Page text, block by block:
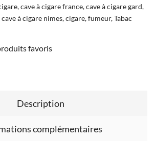
,cave à cigare france,cave à cigare gard,
cave à cigare nimes,cigare,fumeur,Tabac
favoris
Description
complémentaires